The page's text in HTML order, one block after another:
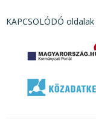
KAPCSOLÓDÓ oldalak